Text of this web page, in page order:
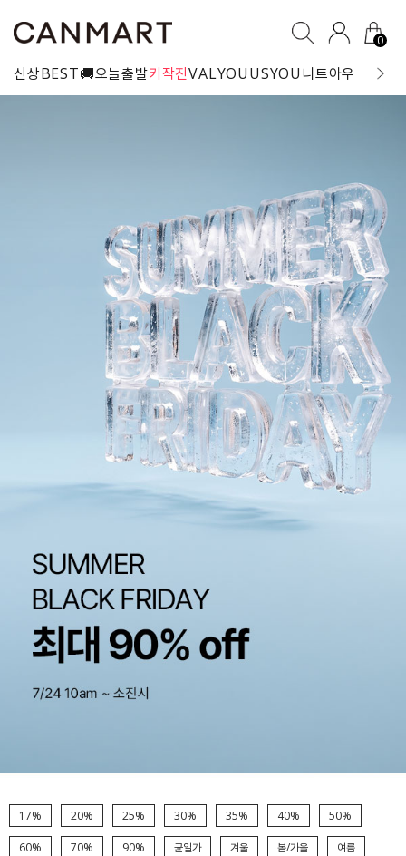
0
신상BEST🚚오늘출발키작진VALYOUUSYOU니트아우터 블라
17% 20% 25% 30% 35% 40% 50%
60% 70% 90% 균일가 겨울 봄/가을 여름